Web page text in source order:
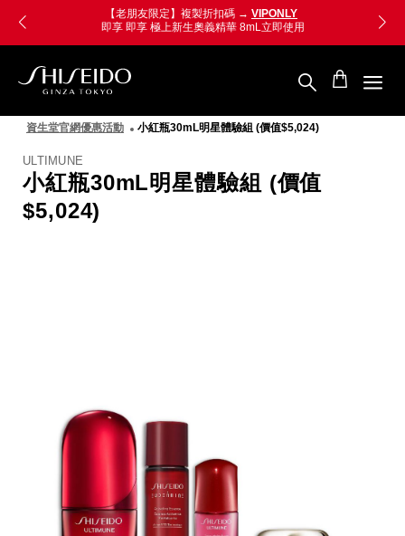
【老朋友限定】複製折扣碼 → VIPONLY
即享 即享 極上新生奧義精華 8mL 立即使用
資
生
國
際
資生堂官網優惠活動 小紅瓶30mL明星體驗組 (價值$5,024)
ULTIMUNE
小紅瓶30mL明星體驗組 (價值
$5,024)